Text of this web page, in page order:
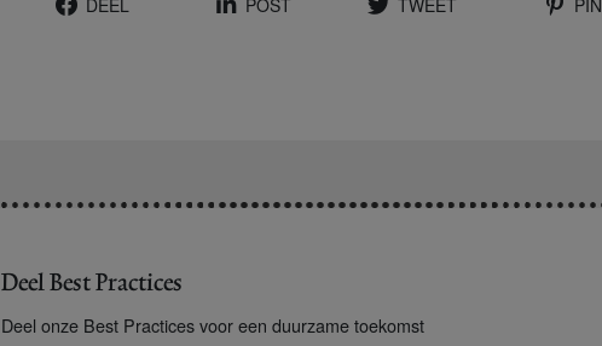
Deel Best Practices
Deel onze Best Practices voor een duurzame toekomst